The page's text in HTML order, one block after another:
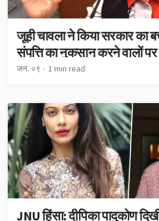
जूही चावला ने किया सरकार का
संपत्ति का नुकसान करने वालों पर
जन. ०९ 1 min read
JNU हिंसा: दीपिका पादुकोण